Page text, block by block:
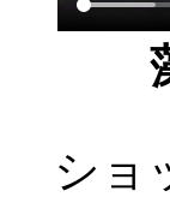
ショ